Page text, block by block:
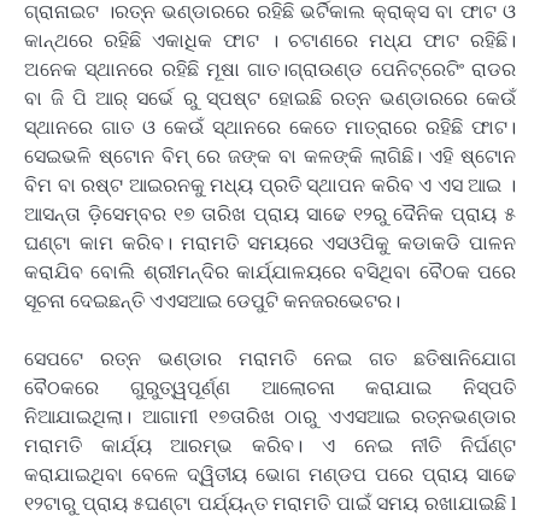
ଗ୍ରାନାଇଟ ।ରତ୍ନ ଭଣ୍ଡାରରେ ରହିଛି ଭର୍ଟିକାଲ କ୍ରାକ୍ସ ବା ଫାଟ ଓ
କାନ୍ଥରେ ରହିଛି ଏକାଧିକ ଫାଟ । ଚଟାଣରେ ମଧ୍ଯ ଫାଟ ରହିଛି।
ଅନେକ ସ୍ଥାନରେ ରହିଛି ମୂଷା ଗାତ।ଗ୍ରାଉଣ୍ଡ ପେନିଟ୍ରେଟିଂ ରାଡର
ବା ଜି ପି ଆର୍ ସର୍ଭେ ରୁ ସ୍ପଷ୍ଟ ହୋଇଛି ରତ୍ନ ଭଣ୍ଡାରରେ କେଉଁ
ସ୍ଥାନରେ ଗାତ ଓ କେଉଁ ସ୍ଥାନରେ କେତେ ମାତ୍ରାରେ ରହିଛି ଫାଟ।
ସେଇଭଳି ଷ୍ଟୋନ ବିମ୍ ରେ ଜଙ୍କ ବା କଳଙ୍କି ଲାଗିଛି। ଏହି ଷ୍ଟୋନ
ବିମ ବା ରଷ୍ଟ ଆଇରନକୁ ମଧ୍ୟ ପ୍ରତି ସ୍ଥାପନ କରିବ ଏ ଏସ ଆଇ ।
ଆସନ୍ତା ଡ଼ିସେମ୍ବର ୧୭ ତାରିଖ ପ୍ରାୟ ସାଢେ ୧୨ରୁ ଦୈନିକ ପ୍ରାୟ ୫
ଘଣ୍ଟା କାମ କରିବ। ମରାମତି ସମୟରେ ଏସଓପିକୁ କଡାକଡି ପାଳନ
କରାଯିବ ବୋଲି ଶ୍ରୀମନ୍ଦିର କାର୍ଯ୍ଯାଳୟରେ ବସିଥିବା ବୈଠକ ପରେ
ସୂଚନା ଦେଇଛନ୍ତି ଏଏସଆଇ ଡେପୁଟି କନଜରଭେଟର।
ସେପଟେ ରତ୍ନ ଭଣ୍ଡାର ମରାମତି ନେଇ ଗତ ଛତିଷାନିଯୋଗ
ବୈଠକରେ ଗୁରୁତ୍ୱପୂର୍ଣ୍ଣ ଆଲୋଚନା କରାଯାଇ ନିସ୍ପତି
ନିଆଯାଇଥିଲା। ଆଗାମୀ ୧୭ତାରିଖ ଠାରୁ ଏଏସଆଇ ରତ୍ନଭଣ୍ଡାର
ମରାମତି କାର୍ଯ୍ୟ ଆରମ୍ଭ କରିବ। ଏ ନେଇ ନୀତି ନିର୍ଘଣ୍ଟ
କରାଯାଇଥିବା ବେଳେ ଦ୍ୱିତୀୟ ଭୋଗ ମଣ୍ଡପ ପରେ ପ୍ରାୟ ସାଢେ
୧୨ଟାରୁ ପ୍ରାୟ ୫ଘଣ୍ଟା ପର୍ଯ୍ୟନ୍ତ ମରାମତି ପାଇଁ ସମୟ ରଖାଯାଇଛି l